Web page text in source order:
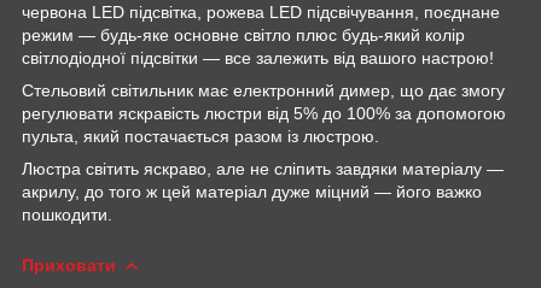
червона LED підсвітка, рожева LED підсвічування, поєднане
режим — будь-яке основне світло плюс будь-який колір
світлодіодної підсвітки — все залежить від вашого настрою!
Стельовий світильник має електронний димер, що дає змогу
регулювати яскравість люстри від 5% до 100% за допомогою
пульта, який постачається разом із люстрою.
Люстра світить яскраво, але не сліпить завдяки матеріалу —
акрилу, до того ж цей матеріал дуже міцний — його важко
пошкодити.
Приховати